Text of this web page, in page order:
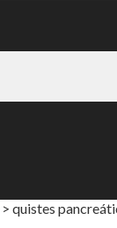
> quistes